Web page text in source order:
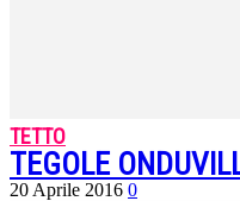
TETTO
TEGOLE
20 Aprile 2016 0